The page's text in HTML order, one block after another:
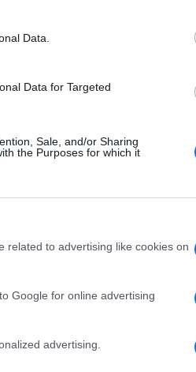
Data.
Data for Targeted
Sale, and/or Sharing
the Purposes for which it
related to advertising like cookies on
Google for online advertising
advertising.
Ισπανός
μέτωπο στην
μοτίβο» ψήφων